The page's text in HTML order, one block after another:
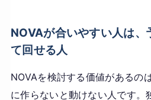
NOVAが合いやすい人は
て回せる人
NOVAを検討する価値があるの
に作らないと動けない人です。